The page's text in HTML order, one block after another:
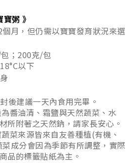
粥 》
月，但仍需以寶寶發育狀況來選
；200克/包
以下
後建議一天內食用完畢。
醬油清、霜鹽與天然蔬菜、水
所附著之天然鈉，請家長安心。
菜來源皆來自友善種植(有機、
成分會因為季節有所調整，實際
品的標籤貼紙為主。